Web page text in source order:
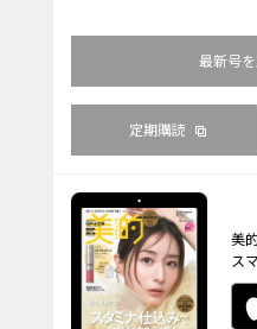
最新号
定期購読
美
ス